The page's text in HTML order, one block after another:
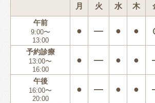
月 火 水 木
午前
9:00〜
13:00
● ― ● ●
予約診療
13:00〜
16:00
● ― ● ●
午後
16:00〜
20:00
● ― ● ●